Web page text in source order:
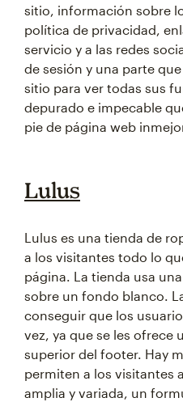
sitio, información sobre
política de privacidad,
servicio y a las redes
de sesión y una parte
sitio para ver todas sus
depurado e impecable
pie de página web
Lulus
Lulus es una tienda de
a los visitantes todo lo
página. La tienda usa
sobre un fondo blanco.
conseguir que los
vez, ya que se les ofrece
superior del footer. Hay
permiten a los visitantes
amplia y variada, un